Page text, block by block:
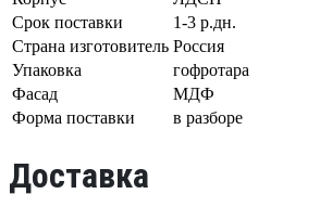
Срок поставки
1-3 р.дн.
Страна изготовитель Россия
Упаковка
гофротара
Фасад
МДФ
Форма поставки
в разборе
Доставка